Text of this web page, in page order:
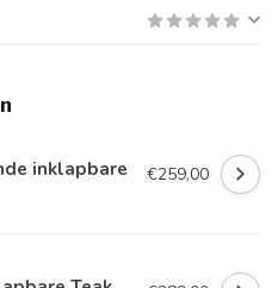
inklapbare €259,00